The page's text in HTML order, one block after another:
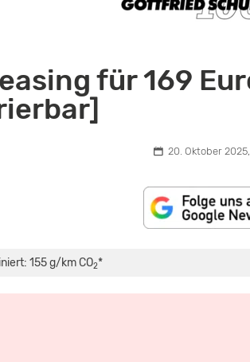
für 169
20. Oktober
155 g/km CO2*